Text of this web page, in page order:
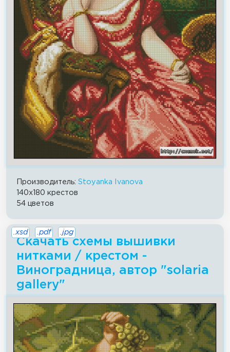
Производитель: Stoyanka Ivanova
140x180 крестов
54 цветов
Скачать схемы вышивки
нитками / крестом -
Виноградница, автор "solaria
gallery"
.xsd .pdf .jpg